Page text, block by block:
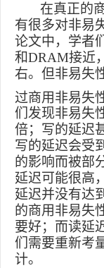
在真正的
有很多对非易
论文中，学者
和DRAM接近
右。但非易失
过商用非易失
们发现非易失
倍；写的延迟
写的延迟会受
的影响而被部
延迟可能很高
延迟并没有达到
的商用非易失
要好；而读延
们需要重新考
计。